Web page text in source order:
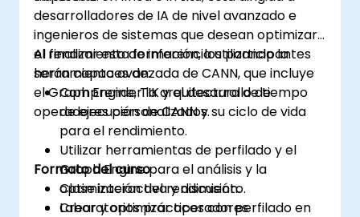
desarrolladores de IA de nivel avanzado e
ingenieros de sistemas que desean optimizar
el rendimiento de inferencia utilizando la
herramienta avanzada de CANN, que incluye
el Graph Engine, TIK y el desarrollo de
operadores personalizados.
Al finalizar esta formación, los participantes
serán capaces de:
Comprender la arquitectura de tiempo
de ejecución de CANN y su ciclo de vida
para el rendimiento.
Utilizar herramientas de perfilado y el
Graph Engine para el análisis y la
optimización del rendimiento.
Crear y optimizar operadores
Formato del curso
Clase interactiva y discusión.
Laboratorios prácticos con perfilado en